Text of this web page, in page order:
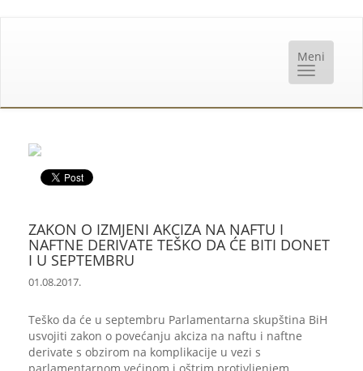
ZAKON O IZMJENI AKCIZA NA NAFTU I
NAFTNE DERIVATE TEŠKO DA ĆE BITI DONET
I U SEPTEMBRU
01.08.2017.
Teško da će u septembru Parlamentarna skupština BiH
usvojiti zakon o povećanju akciza na naftu i naftne
derivate s obzirom na komplikacije u vezi s